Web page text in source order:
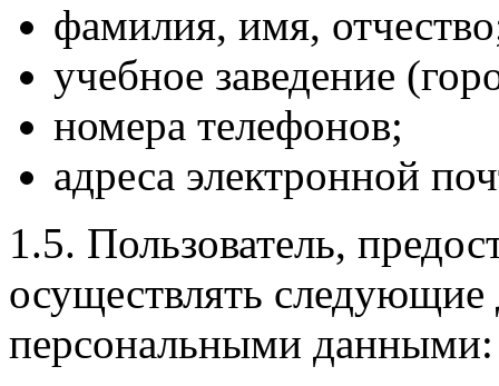
фамилия, имя,
учебное заведение
номера телефонов;
адреса электронной
1.5. Пользователь,
осуществлять следующие
персональными данными: